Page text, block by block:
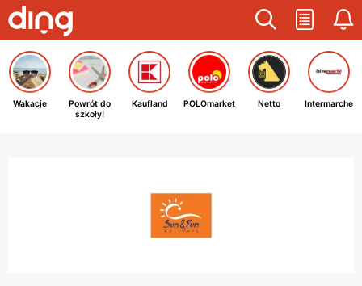
Wakacje
Powrót do
szkoły!
Kaufland POLOmarket Netto Intermarche